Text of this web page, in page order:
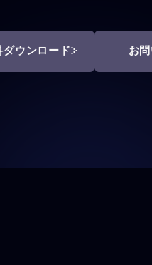
ダウンロード お